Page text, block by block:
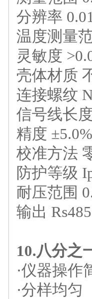
分辨率
温度测量
灵敏度
壳体材质
连接螺纹
信号线长
精度 ±
校准方法
防护等级
耐压范围
输出
10.八分之
·仪器操作
·分样均匀